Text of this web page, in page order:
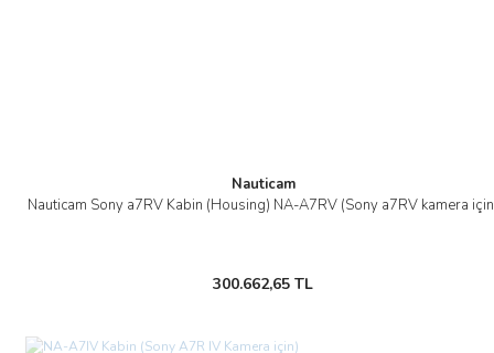
Nauticam
Nauticam Sony a7RV Kabin (Housing) NA-A7RV (Sony a7RV kamera
300.662,65 TL